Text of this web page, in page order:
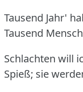
Tausend Jahr'
Tausend
Schlachten will
Spieß; sie